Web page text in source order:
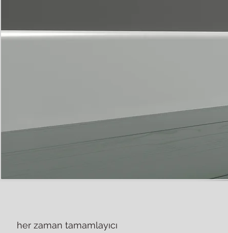
her zaman tamamlayıcı